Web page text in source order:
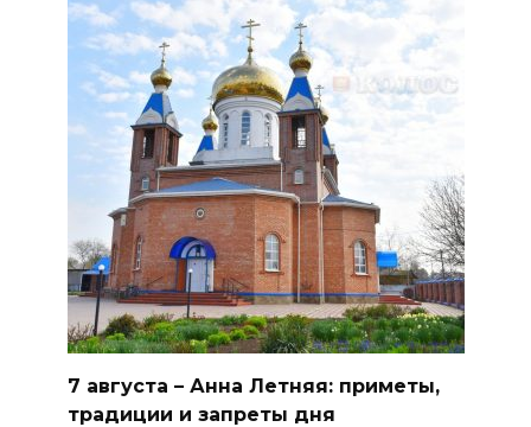
Из Ростовской области с
начала 2026 года выдворено
более 5900 мигрантов
БОЛЬШЕ НОВОСТЕЙ
7 августа – Анна Летняя: приметы,
традиции и запреты дня